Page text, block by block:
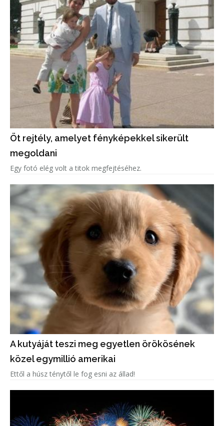
Öt rejtély, amelyet fényképekkel sikerült
megoldani
Egy fotó elég volt a titok megfejtéséhez.
A kutyáját teszi meg egyetlen örökösének
közel egymillió amerikai
Ettől a húsz ténytől le fog esni az állad!